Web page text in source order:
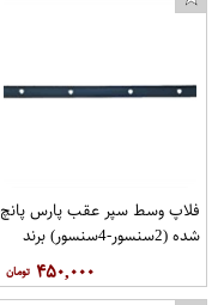
فلاپ وسط سپر عقب پارس پانچ
شده (2سنسور-4سنسور) برند
۴۵۰,۰۰۰